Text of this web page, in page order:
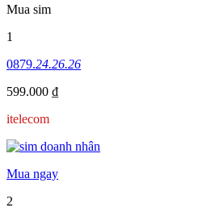
Mua sim
1
0879.24.26.26
599.000 ₫
itelecom
Mua ngay
2